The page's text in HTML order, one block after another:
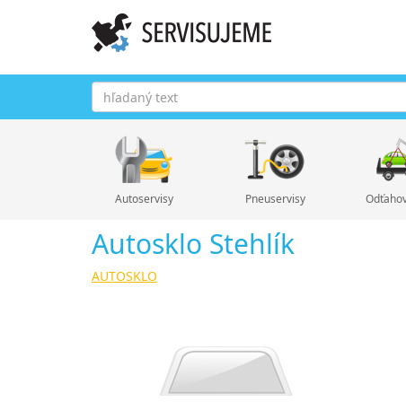
Autoservisy Pneuservisy
Autosklo Stehlík
AUTOSKLO